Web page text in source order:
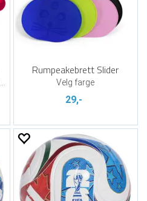
Rumpeakebrett Slider
Velg farge
29,-